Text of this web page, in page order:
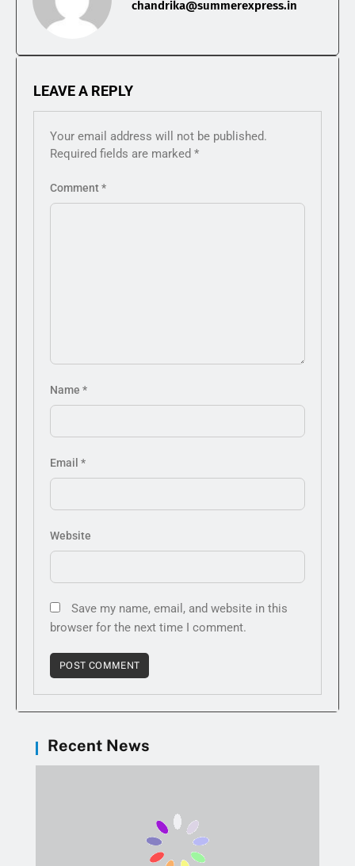
chandrika@summerexpress.in
LEAVE A REPLY
Your email address will not be published.
Required fields are marked *
Comment*
Name *
Email *
Website
Save my name, email, and website in this
browser for the next time I comment.
Recent News